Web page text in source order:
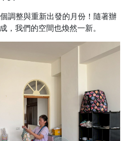
調整與重新出發的月份！隨著辦
，我們的空間也煥然一新。